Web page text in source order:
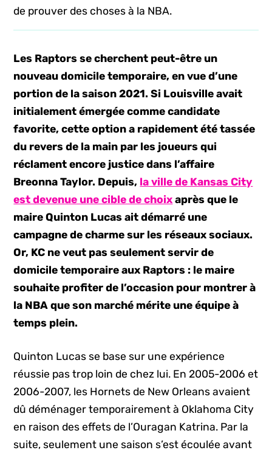
de prouver des choses à la NBA.
Les Raptors se cherchent peut-être un
nouveau domicile temporaire, en vue d’une
portion de la saison 2021. Si Louisville avait
initialement émergée comme candidate
favorite, cette option a rapidement été tassée
du revers de la main par les joueurs qui
réclament encore justice dans l’affaire
Breonna Taylor. Depuis, la ville de Kansas City
est devenue une cible de choix après que le
maire Quinton Lucas ait démarré une
campagne de charme sur les réseaux sociaux.
Or, KC ne veut pas seulement servir de
domicile temporaire aux Raptors : le maire
souhaite profiter de l’occasion pour montrer à
la NBA que son marché mérite une équipe à
temps plein.
Quinton Lucas se base sur une expérience
réussie pas trop loin de chez lui. En 2005-2006 et
2006-2007, les Hornets de New Orleans avaient
dû déménager temporairement à Oklahoma City
en raison des effets de l’Ouragan Katrina. Par la
suite, seulement une saison s’est écoulée avant